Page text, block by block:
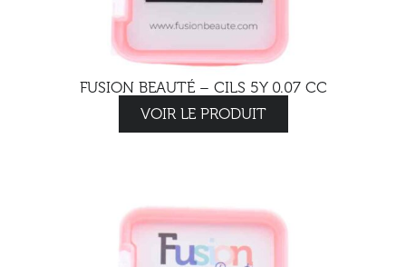
FUSION BEAUTÉ – CILS 5Y 0.07 CC
VOIR LE PRODUIT